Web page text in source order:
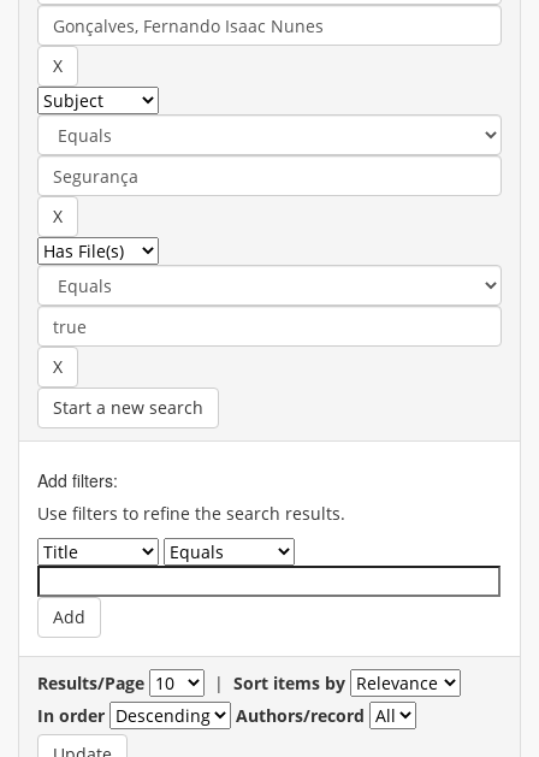
Start a new search
Add filters:
Use filters to refine the search results.
Results/Page | Sort items by
In order
Authors/record